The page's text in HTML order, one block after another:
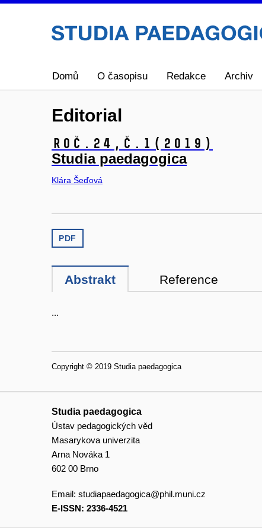
Domů O časopisu Redakce Archiv
Editorial
Roč.24, č.1 (2019)
Studia paedagogica
Klára Šeďová
PDF
Abstrakt Reference
...
Copyright © 2019 Studia paedagogica
Studia paedagogica
Ústav pedagogických věd
Masarykova univerzita
Arna Nováka 1
602 00 Brno
Email: studiapaedagogica@phil.muni.cz
E-ISSN: 2336-4521